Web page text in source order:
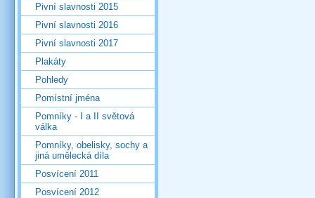
Pivní slavnosti 2015
Pivní slavnosti 2016
Pivní slavnosti 2017
Plakáty
Pohledy
Pomístní jména
Pomníky - I a II světová
válka
Pomníky, obelisky, sochy a
jiná umělecká díla
Posvícení 2011
Posvícení 2012